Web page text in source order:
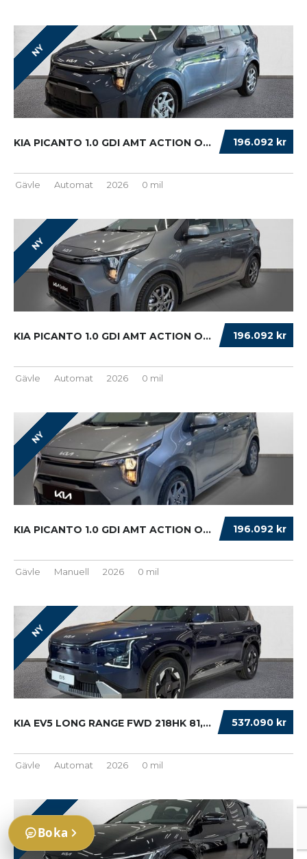
NY
196.092 kr
KIA PICANTO 1.0 GDI AMT ACTION OMG LEVERANS!...
Gävle Automat 2026 0 mil
NY
196.092 kr
KIA PICANTO 1.0 GDI AMT ACTION OMG LEVERANS!...
Gävle Automat 2026 0 mil
NY
196.092 kr
KIA PICANTO 1.0 GDI AMT ACTION OMG LEVERANS!...
Gävle Manuell 2026 0 mil
NY
537.090 kr
KIA EV5 LONG RANGE FWD 218HK 81,4KWH PLUS OM...
Gävle Automat 2026 0 mil
NY
Boka